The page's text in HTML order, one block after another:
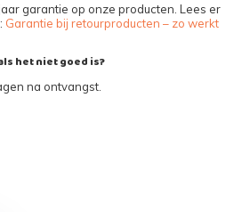
garantie op onze producten. Lees er
Garantie bij retourproducten – zo werkt
het niet goed is?
na ontvangst.